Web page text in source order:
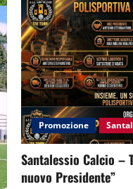
Promozione
Santalessio Calcio –
nuovo Presidente”